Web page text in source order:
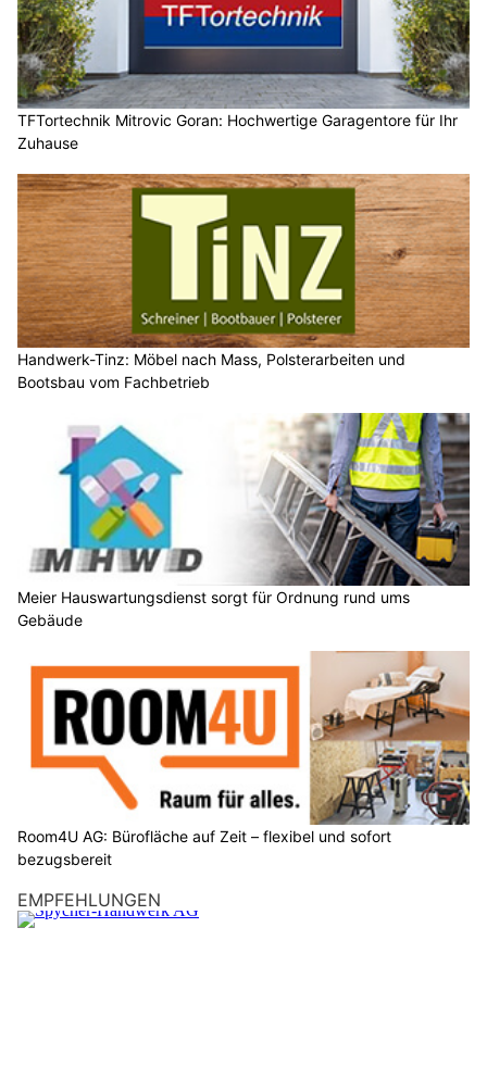
TFTortechnik Mitrovic Goran: Hochwertige Garagentore für Ihr
Zuhause
Handwerk-Tinz: Möbel nach Mass, Polsterarbeiten und
Bootsbau vom Fachbetrieb
Meier Hauswartungsdienst sorgt für Ordnung rund ums
Gebäude
Room4U AG: Bürofläche auf Zeit – flexibel und sofort
bezugsbereit
EMPFEHLUNGEN